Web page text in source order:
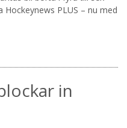
PLUS – nu med
in